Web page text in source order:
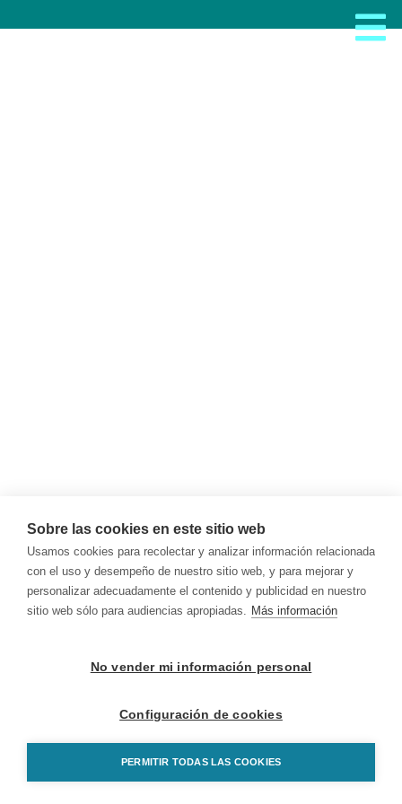
Sobre las cookies en este sitio web
Usamos cookies para recolectar y analizar información relacionada
con el uso y desempeño de nuestro sitio web, y para mejorar y
personalizar adecuadamente el contenido y publicidad en nuestro
sitio web sólo para audiencias apropiadas. Más información
No vender mi información personal
Configuración de cookies
PERMITIR TODAS LAS COOKIES